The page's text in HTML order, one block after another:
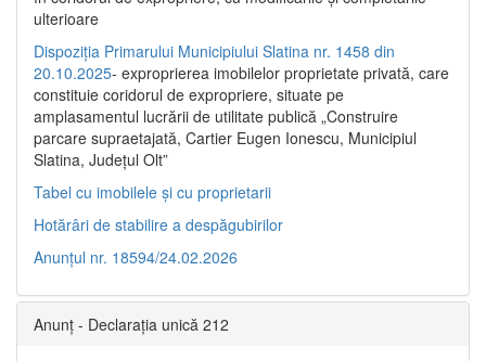
ulterioare
Dispoziția Primarului Municipiului Slatina nr. 1458 din
20.10.2025- exproprierea imobilelor proprietate privată, care
constituie coridorul de expropriere, situate pe
amplasamentul lucrării de utilitate publică „Construire
parcare supraetajată, Cartier Eugen Ionescu, Municipiul
Slatina, Județul Olt”
Tabel cu imobilele și cu proprietarii
Hotărâri de stabilire a despăgubirilor
Anunțul nr. 18594/24.02.2026
Anunț - Declarația unică 212